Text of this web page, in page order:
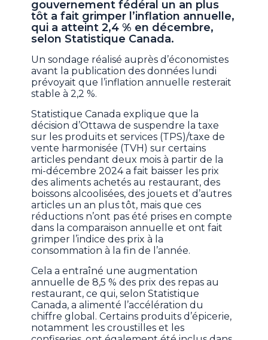
gouvernement fédéral un an plus
tôt a fait grimper l’inflation annuelle,
qui a atteint 2,4 % en décembre,
selon Statistique Canada.
Un sondage réalisé auprès d’économistes
avant la publication des données lundi
prévoyait que l’inflation annuelle resterait
stable à 2,2 %.
Statistique Canada explique que la
décision d’Ottawa de suspendre la taxe
sur les produits et services (TPS)/taxe de
vente harmonisée (TVH) sur certains
articles pendant deux mois à partir de la
mi-décembre 2024 a fait baisser les prix
des aliments achetés au restaurant, des
boissons alcoolisées, des jouets et d’autres
articles un an plus tôt, mais que ces
réductions n’ont pas été prises en compte
dans la comparaison annuelle et ont fait
grimper l’indice des prix à la
consommation à la fin de l’année.
Cela a entraîné une augmentation
annuelle de 8,5 % des prix des repas au
restaurant, ce qui, selon Statistique
Canada, a alimenté l’accélération du
chiffre global. Certains produits d’épicerie,
notamment les croustilles et les